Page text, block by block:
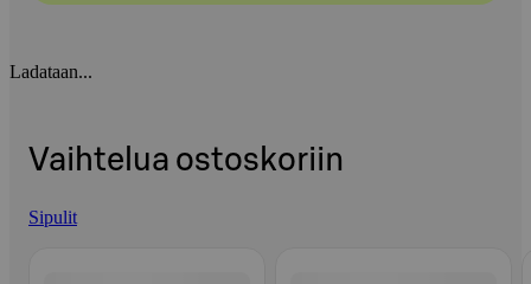
Ladataan...
Vaihtelua ostoskoriin
Sipulit